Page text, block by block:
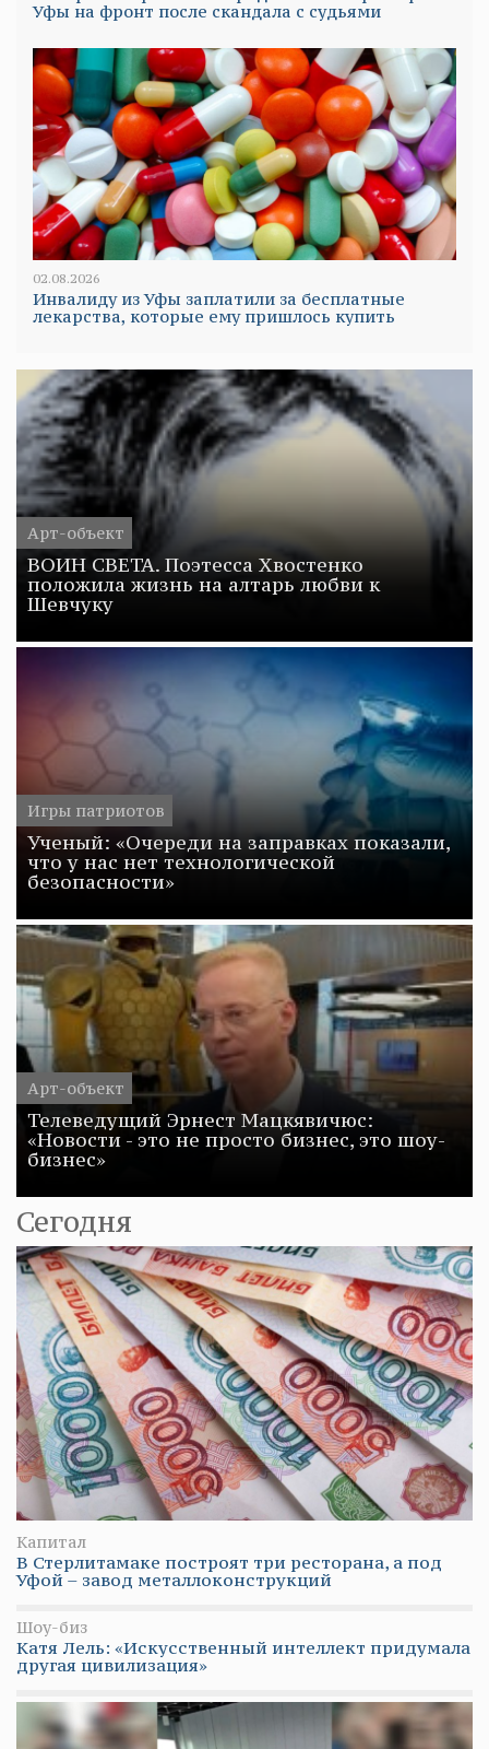
Уфы на фронт после скандала с судьями
02.08.2026
Инвалиду из Уфы заплатили за бесплатные
лекарства, которые ему пришлось купить
Арт-объект
ВОИН СВЕТА. Поэтесса Хвостенко
положила жизнь на алтарь любви к
Шевчуку
Игры патриотов
Ученый: «Очереди на заправках показали,
что у нас нет технологической
безопасности»
Арт-объект
Телеведущий Эрнест Мацкявичюс:
«Новости - это не просто бизнес, это шоу-
бизнес»
Сегодня
Капитал
В Стерлитамаке построят три ресторана, а под
Уфой – завод металлоконструкций
Шоу-биз
Катя Лель: «Искусственный интеллект придумала
другая цивилизация»